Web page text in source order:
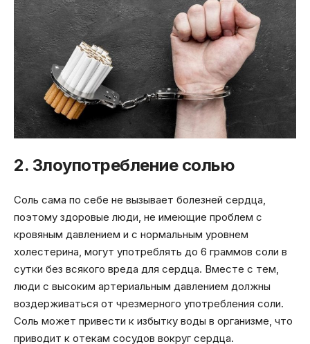
2. Злоупотребление солью
Соль сама по себе не вызывает болезней сердца,
поэтому здоровые люди, не имеющие проблем с
кровяным давлением и с нормальным уровнем
холестерина, могут употреблять до 6 граммов соли в
сутки без всякого вреда для сердца. Вместе с тем,
люди с высоким артериальным давлением должны
воздерживаться от чрезмерного употребления соли.
Соль может привести к избытку воды в организме, что
приводит к отекам сосудов вокруг сердца.